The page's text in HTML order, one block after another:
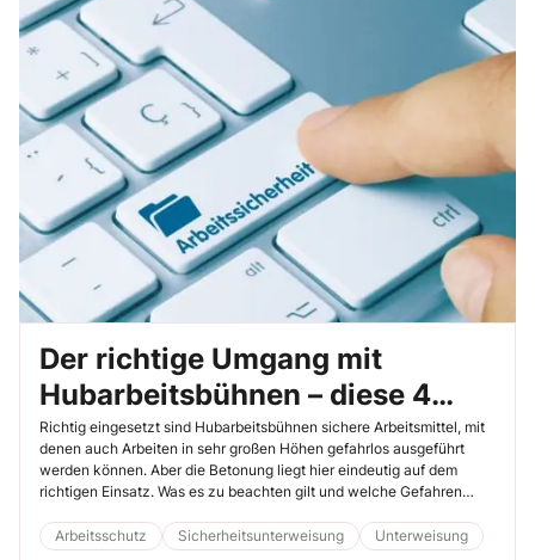
Der richtige Umgang mit
Hubarbeitsbühnen – diese 4
Videos demonstrieren es
anschaulich
Richtig eingesetzt sind Hubarbeitsbühnen sichere Arbeitsmittel, mit
denen auch Arbeiten in sehr großen Höhen gefahrlos ausgeführt
werden können. Aber die Betonung liegt hier eindeutig auf dem
richtigen Einsatz. Was es zu beachten gilt und welche Gefahren
eindrucksvoll und anschaulich demonstrieren.
Arbeitsschutz Sicherheitsunterweisung Unterweisung